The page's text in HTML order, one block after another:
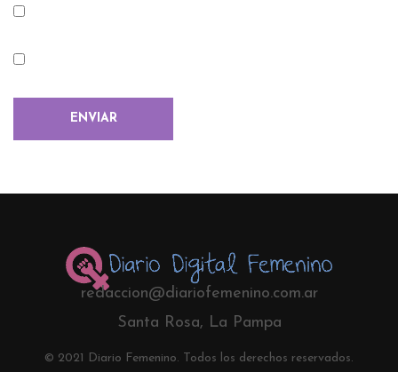
redaccion@diariofemenino.com.ar
Santa Rosa, La Pampa
© 2021 Diario Femenino. Todos los derechos reservados.